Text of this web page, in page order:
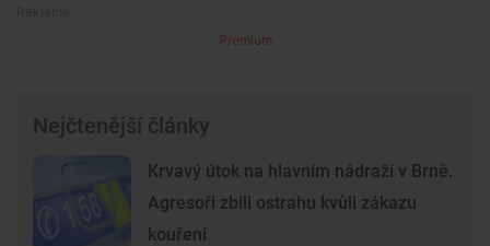
Premium
Nejčtenější články
Krvavý útok na hlavním nádraží v Brně.
Agresoři zbili ostrahu kvůli zákazu
kouření